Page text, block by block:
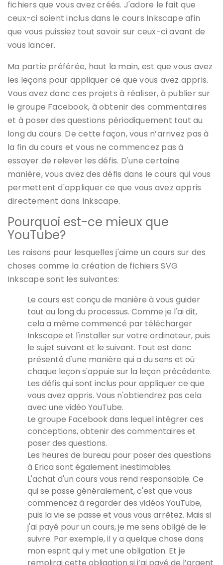
fichiers que vous avez créés. J'adore le fait que
ceux-ci soient inclus dans le cours Inkscape afin
que vous puissiez tout savoir sur ceux-ci avant de
vous lancer.
Ma partie préférée, haut la main, est que vous avez
les leçons pour appliquer ce que vous avez appris.
Vous avez donc ces projets à réaliser, à publier sur
le groupe Facebook, à obtenir des commentaires
et à poser des questions périodiquement tout au
long du cours. De cette façon, vous n’arrivez pas à
la fin du cours et vous ne commencez pas à
essayer de relever les défis. D'une certaine
manière, vous avez des défis dans le cours qui vous
permettent d'appliquer ce que vous avez appris
directement dans Inkscape.
Pourquoi est-ce mieux que
YouTube?
Les raisons pour lesquelles j'aime un cours sur des
choses comme la création de fichiers SVG
Inkscape sont les suivantes:
Le cours est conçu de manière à vous guider
tout au long du processus. Comme je l'ai dit,
cela a même commencé par télécharger
Inkscape et l'installer sur votre ordinateur, puis
le sujet suivant et le suivant. Tout est donc
présenté d'une manière qui a du sens et où
chaque leçon s'appuie sur la leçon précédente.
Les défis qui sont inclus pour appliquer ce que
vous avez appris. Vous n'obtiendrez pas cela
avec une vidéo YouTube.
Le groupe Facebook dans lequel intégrer ces
conceptions, obtenir des commentaires et
poser des questions.
Les heures de bureau pour poser des questions
à Erica sont également inestimables.
L'achat d'un cours vous rend responsable. Ce
qui se passe généralement, c'est que vous
commencez à regarder des vidéos YouTube,
puis la vie se passe et vous vous arrêtez. Mais si
j'ai payé pour un cours, je me sens obligé de le
suivre. Par exemple, il y a quelque chose dans
mon esprit qui y met une obligation. Et je